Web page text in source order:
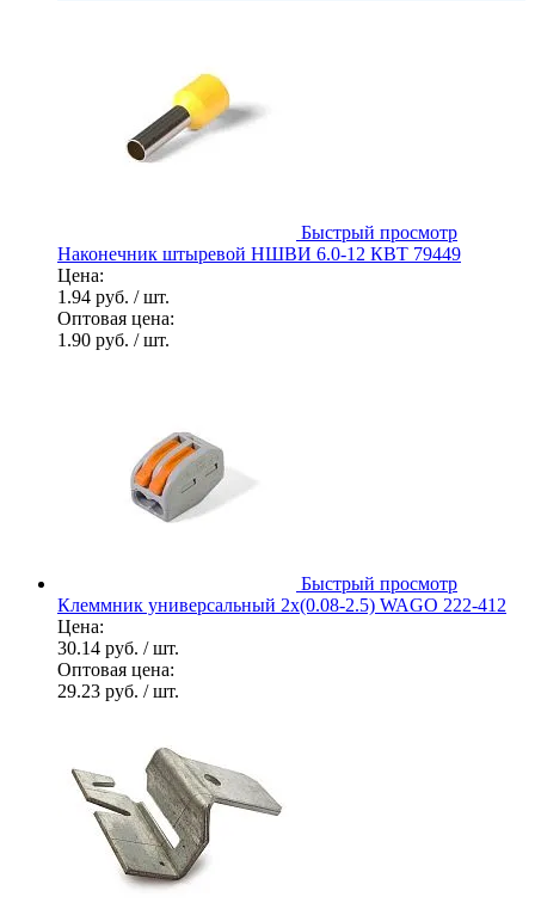
Быстрый просмотр
Наконечник штыревой НШВИ 6.0-12 КВТ 79449
Цена:
1.94 руб. / шт.
Оптовая цена:
1.90 руб. / шт.
Быстрый просмотр
Клеммник универсальный 2х(0.08-2.5) WAGO 222-412
Цена:
30.14 руб. / шт.
Оптовая цена:
29.23 руб. / шт.